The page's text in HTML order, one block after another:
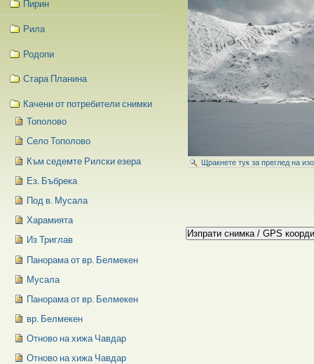
Щракнете тук за преглед на
Пирин
Рила
Родопи
Стара Планина
Качени от потребители снимки
Тополово
Село Тополово
Към седемте Рилски езера
Ез. Бъбрека
Под в. Мусала
Харамията
Из Триглав
Панорама от вр. Белмекен
Мусала
Панорама от вр. Белмекен
вр. Белмекен
Отново на хижа Чавдар
Отново на хижа Чавдар